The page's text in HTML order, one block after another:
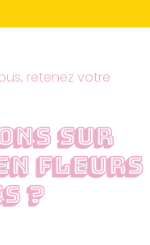
retenez votre
sur
fleurs
?